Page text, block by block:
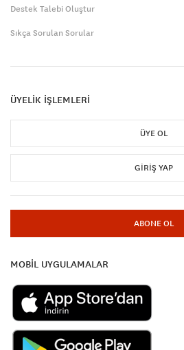
Destek Talebi Oluştur
Sıkça Sorulan Sorular
ÜYELİK İŞLEMLERİ
ÜYE OL
GIRIŞ YAP
ABONE OL
MOBİL UYGULAMALAR